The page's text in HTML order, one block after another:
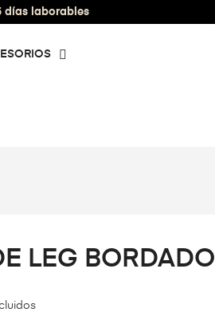
días laborables
LEG BORDADO